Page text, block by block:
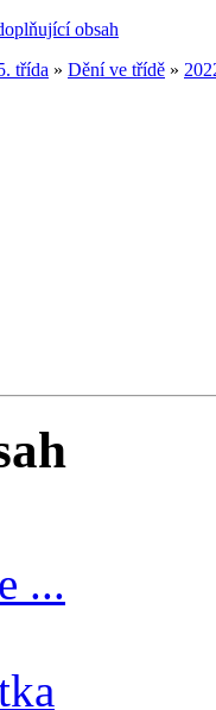
obsah
třída » Dění ve třídě »
...